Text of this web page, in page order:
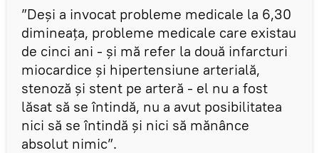
”Deşi a invocat probleme medicale la 6,30
dimineaţa, probleme medicale care existau
de cinci ani - şi mă refer la două infarcturi
miocardice şi hipertensiune arterială,
stenoză şi stent pe arteră - el nu a fost
lăsat să se întindă, nu a avut posibilitatea
nici să se întindă şi nici să mănânce
absolut nimic”.